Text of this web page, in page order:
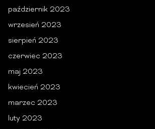
październik 2023
wrzesień 2023
sierpień 2023
czerwiec 2023
maj 2023
kwiecień 2023
marzec 2023
luty 2023